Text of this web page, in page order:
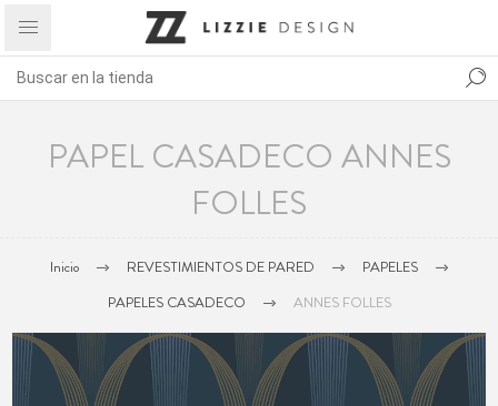
PAPEL CASADECO ANNES
FOLLES
Inicio REVESTIMIENTOS DE PARED
PAPELES
PAPELES CASADECO
ANNES FOLLES